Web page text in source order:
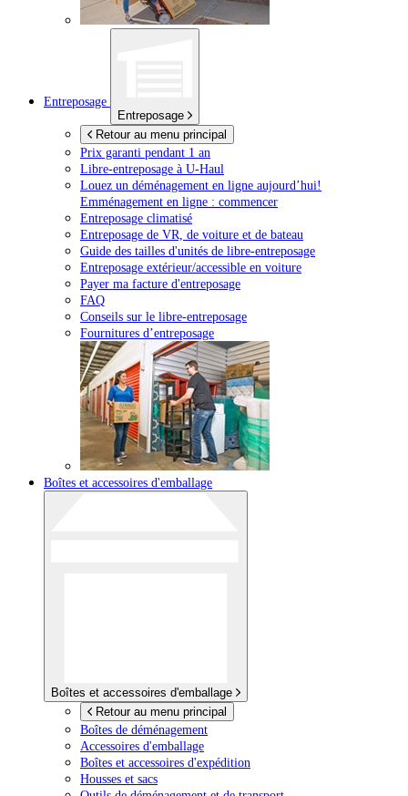
Entreposage
Entreposage
Retour au menu principal
Prix garanti pendant 1 an
Libre-entreposage à U-Haul
Louez un déménagement en ligne aujourd’hui!
Emménagement en ligne : commencer
Entreposage climatisé
Entreposage de VR, de voiture et de bateau
Guide des tailles d'unités de libre-entreposage
Entreposage extérieur/accessible en voiture
Payer ma facture d'entreposage
FAQ
Conseils sur le libre-entreposage
Fournitures d’entreposage
Boîtes et accessoires d'emballage
Boîtes et accessoires d'emballage
Retour au menu principal
Boîtes de déménagement
Accessoires d'emballage
Boîtes et accessoires d'expédition
Housses et sacs